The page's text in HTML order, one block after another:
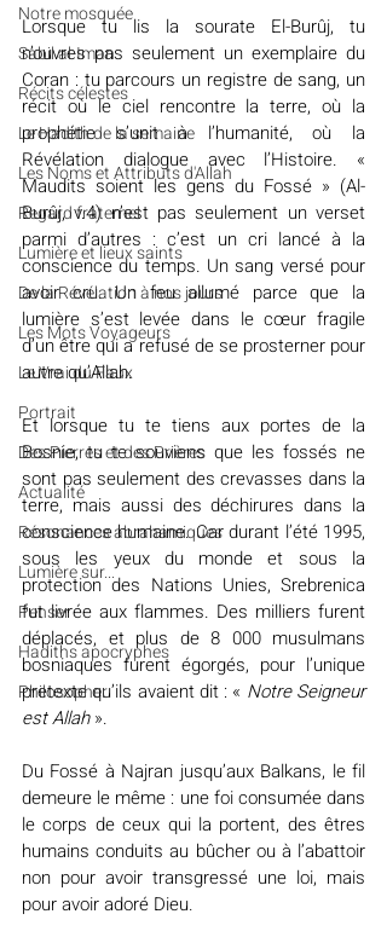
Notre mosquée
Sabil al-Iman
Récits célestes
Le Hadith de la semaine
Les Noms et Attributs d'Allah
Regard fraternel
Lumière et lieux saints
De la Révélation à nos jours
Les Mots Voyageurs
Le Vrai du Faux
Portrait
Des Pierres et des Prières
Actualité
Résonances abrahamiques
Lumière sur...
Penser
Hadiths apocryphes
Philosopher
Lorsque tu lis la sourate El-Burûj, tu
n’ouvres pas seulement un exemplaire du
Coran : tu parcours un registre de sang, un
récit où le ciel rencontre la terre, où la
prophétie s’unit à l’humanité, où la
Révélation dialogue avec l’Histoire. «
Maudits soient les gens du Fossé » (Al-
Burûj, v.4) n’est pas seulement un verset
parmi d’autres : c’est un cri lancé à la
conscience du temps. Un sang versé pour
avoir cru. Un feu allumé parce que la
lumière s’est levée dans le cœur fragile
d’un être qui a refusé de se prosterner pour
autre qu’Allah.
Et lorsque tu te tiens aux portes de la
Bosnie, tu te souviens que les fossés ne
sont pas seulement des crevasses dans la
terre, mais aussi des déchirures dans la
conscience humaine. Car durant l’été 1995,
sous les yeux du monde et sous la
protection des Nations Unies, Srebrenica
fut livrée aux flammes. Des milliers furent
déplacés, et plus de 8 000 musulmans
bosniaques furent égorgés, pour l’unique
pretexte qu’ils avaient dit : « Notre Seigneur
est Allah ».
Du Fossé à Najran jusqu’aux Balkans, le fil
demeure le même : une foi consumée dans
le corps de ceux qui la portent, des êtres
humains conduits au bûcher ou à l’abattoir
non pour avoir transgressé une loi, mais
pour avoir adoré Dieu.